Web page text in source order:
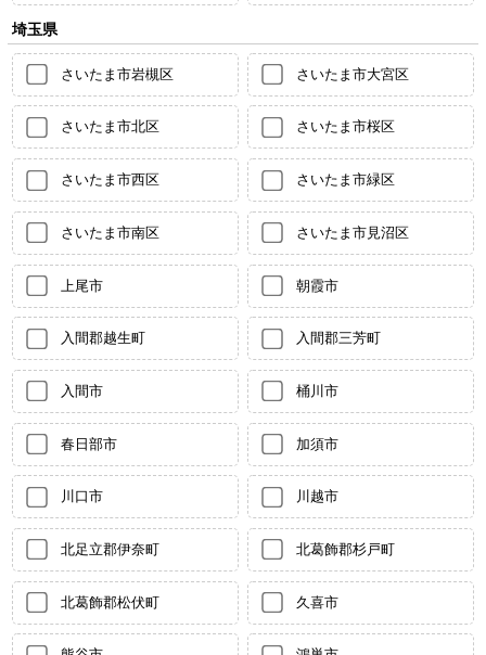
埼玉県
さいたま市岩槻区 さいたま市大宮区
さいたま市北区 さいたま市桜区
さいたま市西区 さいたま市緑区
さいたま市南区 さいたま市見沼区
上尾市 朝霞市
入間郡越生町 入間郡三芳町
入間市 桶川市
春日部市 加須市
川口市 川越市
北足立郡伊奈町 北葛飾郡杉戸町
北葛飾郡松伏町 久喜市